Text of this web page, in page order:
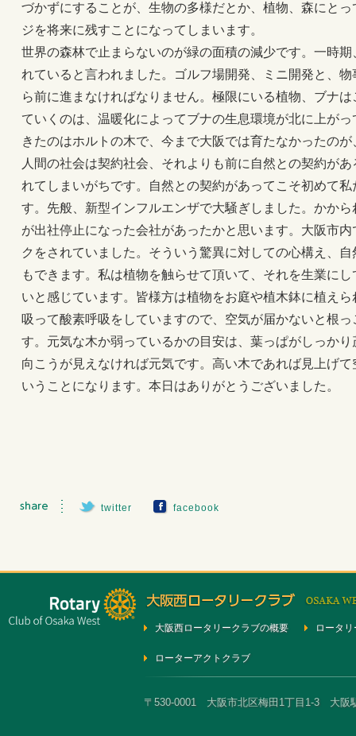
づかずにすることが、生物の多様だとか、植物、森にと
ジを将来に残すことになってしまいます。
世界の森林で止まらないのが緑の面積の減少です。一時
れていると言われました。ゴルフ場開発、ミニ開発と、
ら前に進まなければなりません。極限にいる植物、ブナ
ていくのは、温暖化によってブナの生息環境が北に上が
きたのはホルトの木で、今まで大阪では育たなかったの
人間の社会は契約社会、それよりも前に自然との契約が
れてしまいがちです。自然との契約があってこそ初めて
す。先般、新型インフルエンザで大騒ぎしました。かか
が出社停止になった会社があったかと思います。大阪市
クをされていました。そういう驚異に対しての心構え、
もできます。私は植物を触らせて頂いて、それを生業に
いと感じています。皆様方は植物をお庭や植木鉢に植え
吸って酸素呼吸をしていますので、空気が届かないと根
す。元気な木か弱っているかの目安は、葉っぱがしっか
向こうが見えなければ元気です。高い木であれば見上げ
いうことになります。本日はありがとうございました。
twitter facebook
大阪西ロータリークラブの概要 ロータ
ローターアクトクラブ
〒530-0001 大阪市北区梅田1丁目1-3 大阪